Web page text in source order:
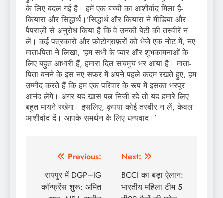
के लिए बदल गई है। हमें एक बच्ची का आशीर्वाद मिला है-
कियारा और सिद्धार्थ।’सिद्धार्थ और कियारा ने मीडिया और
पैपराज़ी से अनुरोध किया है कि वे उनकी बेटी की तस्वीरें न
लें। कई पत्रकारों और फ़ोटोग्राफ़रों को भेजे एक नोट में, नए
माता-पिता ने लिखा, ‘हम सभी के प्यार और शुभकामनाओं के
लिए बहुत आभारी हैं, हमारा दिल सचमुच भर आया है। माता-
पिता बनने के इस नए सफ़र में अपने पहले कदम रखते हुए, हम
उम्मीद करते हैं कि हम एक परिवार के रूप में इसका भरपूर
आनंद लेंगे। अगर यह खास पल निजी रहे तो यह हमारे लिए
बहुत मायने रखेगा। इसलिए, कृपया कोई तस्वीर न लें, केवल
आशीर्वाद दें। आपके समर्थन के लिए धन्यवाद।’
Post
navigation
Previous:
रायपुर में DGP–IG
कॉन्फ्रेंस शुरू: अमित
Next:
BCCI का बड़ा ऐलान:
भारतीय महिला टीम 5